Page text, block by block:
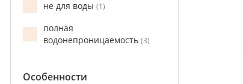
не для воды 1
полная
водонепроницаемость 3
Особенности